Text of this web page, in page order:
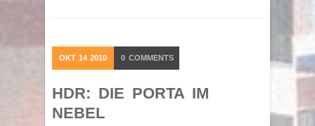
OKT 14 2010 0 COMMENTS
HDR: DIE PORTA IM
NEBEL